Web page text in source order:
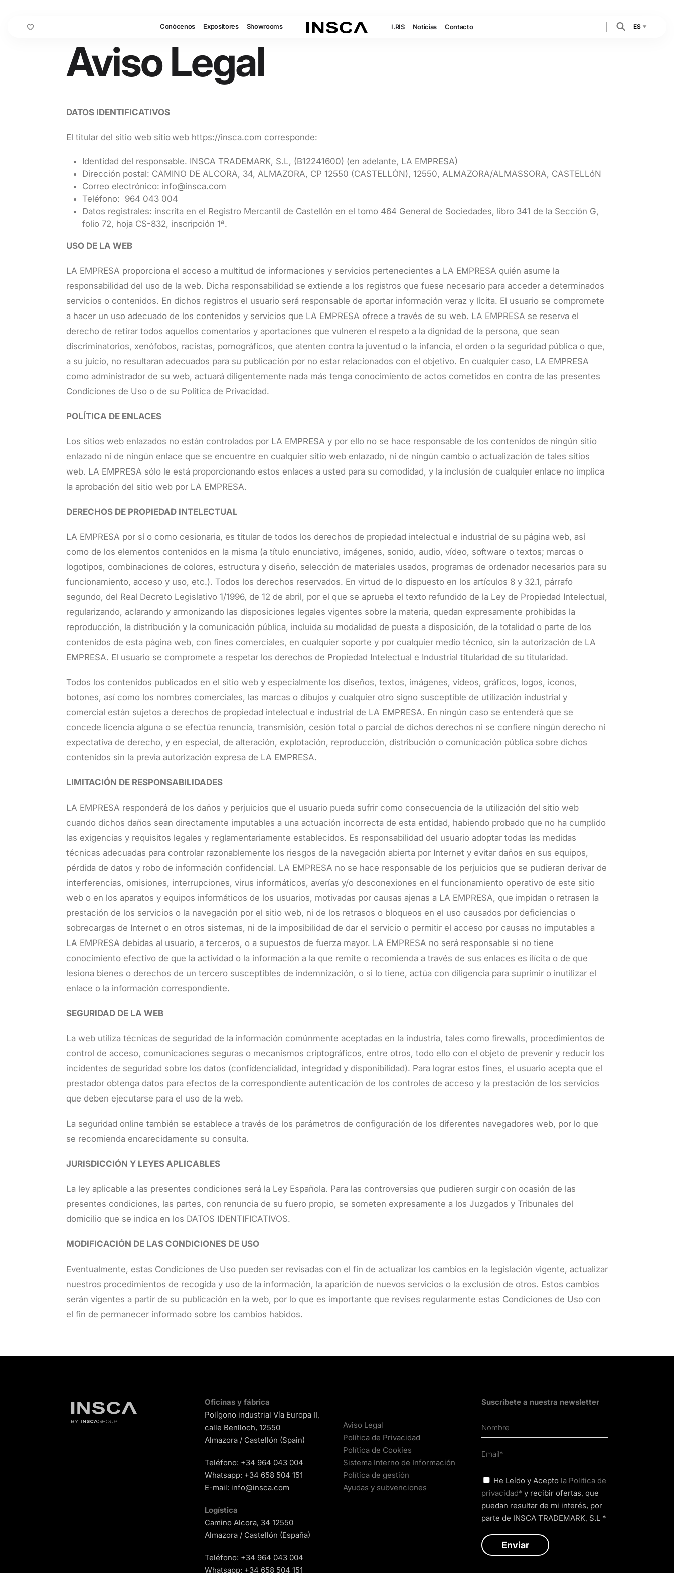
Cart Conócenos Expositores Showrooms I.RIS Noticias Contacto ES
Aviso Legal
DATOS IDENTIFICATIVOS
El titular del sitio web sitio web https://insca.com corresponde:
Identidad del responsable. INSCA TRADEMARK, S.L, (B12241600) (en adelante, LA EMPRESA)
Dirección postal: CAMINO DE ALCORA, 34, ALMAZORA, CP 12550 (CASTELLÓN), 12550, ALMAZORA/ALMASSORA, CASTELLóN
Correo electrónico: info@insca.com
Teléfono: 964 043 004
Datos registrales: inscrita en el Registro Mercantil de Castellón en el tomo 464 General de Sociedades, libro 341 de la Sección G,
folio 72, hoja CS-832, inscripción 1ª.
USO DE LA WEB
LA EMPRESA proporciona el acceso a multitud de informaciones y servicios pertenecientes a LA EMPRESA quién asume la
responsabilidad del uso de la web. Dicha responsabilidad se extiende a los registros que fuese necesario para acceder a determinados
servicios o contenidos. En dichos registros el usuario será responsable de aportar información veraz y lícita. El usuario se compromete
a hacer un uso adecuado de los contenidos y servicios que LA EMPRESA ofrece a través de su web. LA EMPRESA se reserva el
derecho de retirar todos aquellos comentarios y aportaciones que vulneren el respeto a la dignidad de la persona, que sean
discriminatorios, xenófobos, racistas, pornográficos, que atenten contra la juventud o la infancia, el orden o la seguridad pública o que,
a su juicio, no resultaran adecuados para su publicación por no estar relacionados con el objetivo. En cualquier caso, LA EMPRESA
como administrador de su web, actuará diligentemente nada más tenga conocimiento de actos cometidos en contra de las presentes
Condiciones de Uso o de su Política de Privacidad.
POLÍTICA DE ENLACES
Los sitios web enlazados no están controlados por LA EMPRESA y por ello no se hace responsable de los contenidos de ningún sitio
enlazado ni de ningún enlace que se encuentre en cualquier sitio web enlazado, ni de ningún cambio o actualización de tales sitios
web. LA EMPRESA sólo le está proporcionando estos enlaces a usted para su comodidad, y la inclusión de cualquier enlace no implica
la aprobación del sitio web por LA EMPRESA.
DERECHOS DE PROPIEDAD INTELECTUAL
LA EMPRESA por sí o como cesionaria, es titular de todos los derechos de propiedad intelectual e industrial de su página web, así
como de los elementos contenidos en la misma (a título enunciativo, imágenes, sonido, audio, vídeo, software o textos; marcas o
logotipos, combinaciones de colores, estructura y diseño, selección de materiales usados, programas de ordenador necesarios para su
funcionamiento, acceso y uso, etc.). Todos los derechos reservados. En virtud de lo dispuesto en los artículos 8 y 32.1, párrafo
segundo, del Real Decreto Legislativo 1/1996, de 12 de abril, por el que se aprueba el texto refundido de la Ley de Propiedad Intelectual,
regularizando, aclarando y armonizando las disposiciones legales vigentes sobre la materia, quedan expresamente prohibidas la
reproducción, la distribución y la comunicación pública, incluida su modalidad de puesta a disposición, de la totalidad o parte de los
contenidos de esta página web, con fines comerciales, en cualquier soporte y por cualquier medio técnico, sin la autorización de LA
EMPRESA. El usuario se compromete a respetar los derechos de Propiedad Intelectual e Industrial titularidad de su titularidad.
Todos los contenidos publicados en el sitio web y especialmente los diseños, textos, imágenes, vídeos, gráficos, logos, iconos,
botones, así como los nombres comerciales, las marcas o dibujos y cualquier otro signo susceptible de utilización industrial y
comercial están sujetos a derechos de propiedad intelectual e industrial de LA EMPRESA. En ningún caso se entenderá que se
concede licencia alguna o se efectúa renuncia, transmisión, cesión total o parcial de dichos derechos ni se confiere ningún derecho ni
expectativa de derecho, y en especial, de alteración, explotación, reproducción, distribución o comunicación pública sobre dichos
contenidos sin la previa autorización expresa de LA EMPRESA.
LIMITACIÓN DE RESPONSABILIDADES
LA EMPRESA responderá de los daños y perjuicios que el usuario pueda sufrir como consecuencia de la utilización del sitio web
cuando dichos daños sean directamente imputables a una actuación incorrecta de esta entidad, habiendo probado que no ha cumplido
las exigencias y requisitos legales y reglamentariamente establecidos. Es responsabilidad del usuario adoptar todas las medidas
técnicas adecuadas para controlar razonablemente los riesgos de la navegación abierta por Internet y evitar daños en sus equipos,
pérdida de datos y robo de información confidencial. LA EMPRESA no se hace responsable de los perjuicios que se pudieran derivar de
interferencias, omisiones, interrupciones, virus informáticos, averías y/o desconexiones en el funcionamiento operativo de este sitio
web o en los aparatos y equipos informáticos de los usuarios, motivadas por causas ajenas a LA EMPRESA, que impidan o retrasen la
prestación de los servicios o la navegación por el sitio web, ni de los retrasos o bloqueos en el uso causados por deficiencias o
sobrecargas de Internet o en otros sistemas, ni de la imposibilidad de dar el servicio o permitir el acceso por causas no imputables a
LA EMPRESA debidas al usuario, a terceros, o a supuestos de fuerza mayor. LA EMPRESA no será responsable si no tiene
conocimiento efectivo de que la actividad o la información a la que remite o recomienda a través de sus enlaces es ilícita o de que
lesiona bienes o derechos de un tercero susceptibles de indemnización, o si lo tiene, actúa con diligencia para suprimir o inutilizar el
enlace o la información correspondiente.
SEGURIDAD DE LA WEB
La web utiliza técnicas de seguridad de la información comúnmente aceptadas en la industria, tales como firewalls, procedimientos de
control de acceso, comunicaciones seguras o mecanismos criptográficos, entre otros, todo ello con el objeto de prevenir y reducir los
incidentes de seguridad sobre los datos (confidencialidad, integridad y disponibilidad). Para lograr estos fines, el usuario acepta que el
prestador obtenga datos para efectos de la correspondiente autenticación de los controles de acceso y la prestación de los servicios
que deben ejecutarse para el uso de la web.
La seguridad online también se establece a través de los parámetros de configuración de los diferentes navegadores web, por lo que
se recomienda encarecidamente su consulta.
JURISDICCIÓN Y LEYES APLICABLES
La ley aplicable a las presentes condiciones será la Ley Española. Para las controversias que pudieren surgir con ocasión de las
presentes condiciones, las partes, con renuncia de su fuero propio, se someten expresamente a los Juzgados y Tribunales del
domicilio que se indica en los DATOS IDENTIFICATIVOS.
MODIFICACIÓN DE LAS CONDICIONES DE USO
Eventualmente, estas Condiciones de Uso pueden ser revisadas con el fin de actualizar los cambios en la legislación vigente, actualizar
nuestros procedimientos de recogida y uso de la información, la aparición de nuevos servicios o la exclusión de otros. Estos cambios
serán vigentes a partir de su publicación en la web, por lo que es importante que revises regularmente estas Condiciones de Uso con
el fin de permanecer informado sobre los cambios habidos.
Oficinas y fábrica
Polígono industrial Vía Europa II,
calle Benlloch, 12550
Almazora / Castellón (Spain)
Teléfono: +34 964 043 004
Whatsapp: +34 658 504 151
E-mail: info@insca.com
Logística
Camino Alcora, 34 12550
Almazora / Castellón (España)
Teléfono: +34 964 043 004
Whatsapp: +34 658 504 151
Aviso Legal
Política de Privacidad
Política de Cookies
Sistema Interno de Información
Política de gestión
Ayudas y subvenciones
Suscríbete a nuestra newsletter
He Leído y Acepto la Politica de
privacidad* y recibir ofertas, que
puedan resultar de mi interés, por
parte de INSCA TRADEMARK, S.L *